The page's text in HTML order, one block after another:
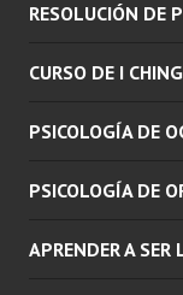
RESOLUCIÓN DE
CURSO DE I
PSICOLOGÍA DE
PSICOLOGÍA DE
APRENDER A SER